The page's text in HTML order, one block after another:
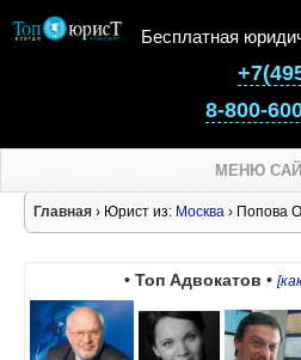
Бесплатная
8-800-
МЕНЮ
Главная › Юрист из: Москва › Попова
• Топ Адвокатов •